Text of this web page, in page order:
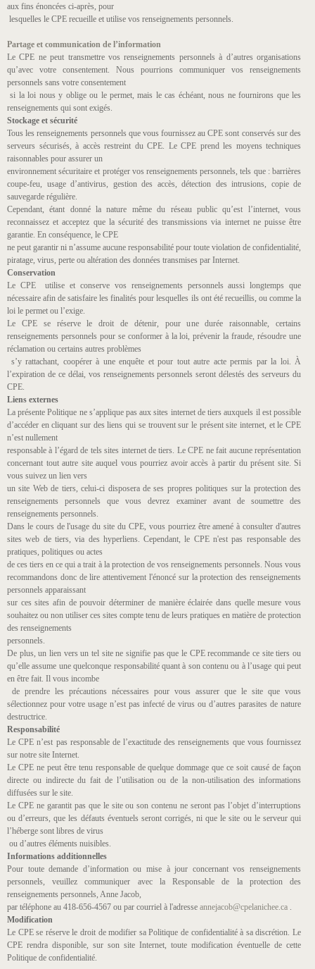
aux fins énoncées ci-après, pour
lesquelles le CPE recueille et utilise vos renseignements personnels.
Partage et communication de l’information
Le CPE ne peut transmettre vos renseignements personnels à d’autres organisations
qu’avec votre consentement. Nous pourrions communiquer vos renseignements
personnels sans votre consentement
si la loi nous y oblige ou le permet, mais le cas échéant, nous ne fournirons que les
renseignements qui sont exigés.
Stockage et sécurité
Tous les renseignements personnels que vous fournissez au CPE sont conservés sur des
serveurs sécurisés, à accès restreint du CPE. Le CPE prend les moyens techniques
raisonnables pour assurer un
environnement sécuritaire et protéger vos renseignements personnels, tels que : barrières
coupe-feu, usage d’antivirus, gestion des accès, détection des intrusions, copie de
sauvegarde régulière.
Cependant, étant donné la nature même du réseau public qu’est l’internet, vous
reconnaissez et acceptez que la sécurité des transmissions via internet ne puisse être
garantie. En conséquence, le CPE
ne peut garantir ni n’assume aucune responsabilité pour toute violation de confidentialité,
piratage, virus, perte ou altération des données transmises par Internet.
Conservation
Le CPE utilise et conserve vos renseignements personnels aussi longtemps que
nécessaire afin de satisfaire les finalités pour lesquelles ils ont été recueillis, ou comme la
loi le permet ou l’exige.
Le CPE se réserve le droit de détenir, pour une durée raisonnable, certains
renseignements personnels pour se conformer à la loi, prévenir la fraude, résoudre une
réclamation ou certains autres problèmes
s’y rattachant, coopérer à une enquête et pour tout autre acte permis par la loi. À
l’expiration de ce délai, vos renseignements personnels seront délestés des serveurs du
CPE.
Liens externes
La présente Politique ne s’applique pas aux sites internet de tiers auxquels il est possible
d’accéder en cliquant sur des liens qui se trouvent sur le présent site internet, et le CPE
n’est nullement
responsable à l’égard de tels sites internet de tiers. Le CPE ne fait aucune représentation
concernant tout autre site auquel vous pourriez avoir accès à partir du présent site. Si
vous suivez un lien vers
un site Web de tiers, celui-ci disposera de ses propres politiques sur la protection des
renseignements personnels que vous devrez examiner avant de soumettre des
renseignements personnels.
Dans le cours de l'usage du site du CPE, vous pourriez être amené à consulter d'autres
sites web de tiers, via des hyperliens. Cependant, le CPE n'est pas responsable des
pratiques, politiques ou actes
de ces tiers en ce qui a trait à la protection de vos renseignements personnels. Nous vous
recommandons donc de lire attentivement l'énoncé sur la protection des renseignements
personnels apparaissant
sur ces sites afin de pouvoir déterminer de manière éclairée dans quelle mesure vous
souhaitez ou non utiliser ces sites compte tenu de leurs pratiques en matière de protection
des renseignements
personnels.
De plus, un lien vers un tel site ne signifie pas que le CPE recommande ce site tiers ou
qu’elle assume une quelconque responsabilité quant à son contenu ou à l’usage qui peut
en être fait. Il vous incombe
de prendre les précautions nécessaires pour vous assurer que le site que vous
sélectionnez pour votre usage n’est pas infecté de virus ou d’autres parasites de nature
destructrice.
Responsabilité
Le CPE n’est pas responsable de l’exactitude des renseignements que vous fournissez
sur notre site Internet.
Le CPE ne peut être tenu responsable de quelque dommage que ce soit causé de façon
directe ou indirecte du fait de l’utilisation ou de la non-utilisation des informations
diffusées sur le site.
Le CPE ne garantit pas que le site ou son contenu ne seront pas l’objet d’interruptions
ou d’erreurs, que les défauts éventuels seront corrigés, ni que le site ou le serveur qui
l’héberge sont libres de virus
ou d’autres éléments nuisibles.
Informations additionnelles
Pour toute demande d’information ou mise à jour concernant vos renseignements
personnels, veuillez communiquer avec la Responsable de la protection des
renseignements personnels, Anne Jacob,
par téléphone au 418-656-4567 ou par courriel à l'adresse annejacob@cpelanichee.ca .
Modification
Le CPE se réserve le droit de modifier sa Politique de confidentialité à sa discrétion. Le
CPE rendra disponible, sur son site Internet, toute modification éventuelle de cette
Politique de confidentialité.